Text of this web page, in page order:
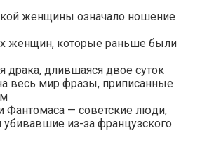
женщины означало ношение
женщин, которые раньше были
драка, длившаяся двое суток
весь мир фразы, приписанные
Фантомаса — советские люди,
из-за французского